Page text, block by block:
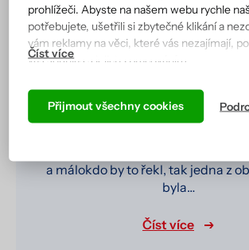
Jak umělá inteligence
správu informací
15. 8. 2022
Během posledního desetiletí
všechna průmyslová odvětví
umělé inteligence. Ačkoliv se
a málokdo by to řekl, tak jedna z
byla…
Číst více
prohlížeči. Abyste na našem webu rychle
potřebujete, ušetřili si zbytečné klikání a
vám reklamy na věci, které vás nezajímají,
vás souhlas s jejich zpracováním.
Podle cookies vás náš web totiž pozná a
jak jste zvyklí, a hlavně tak, aby všechno
Přijmout všechny cookies